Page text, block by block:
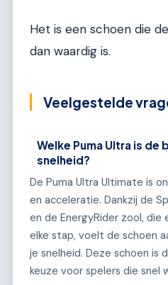
Het is een schoen die
dan waardig is.
Veelgestelde
Welke Puma Ultra is de
snelheid?
De Puma Ultra Ultimate is
en acceleratie. Dankzij de
en de EnergyRider zool,
elke stap, voelt de schoen
je snelheid. Deze schoen is
keuze voor spelers die snel